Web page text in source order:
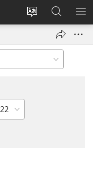
Veisautaka
Dolava
(opens
Vaqara
ena
JW.ORG
Wase